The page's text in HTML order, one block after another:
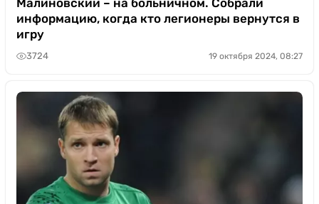
информацию, когда кто легионеры вернутся в
игру
3724 19 октября 2024, 08:27